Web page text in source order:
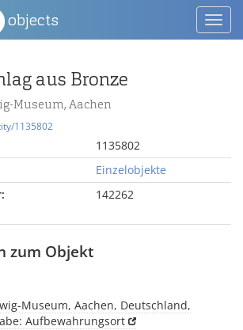
objects
aus Bronze
Museum, Aachen
1135802
1135802
Einzelobjekte
142262
zum Objekt
Museum, Aachen, Deutschland,
Aufbewahrungsort